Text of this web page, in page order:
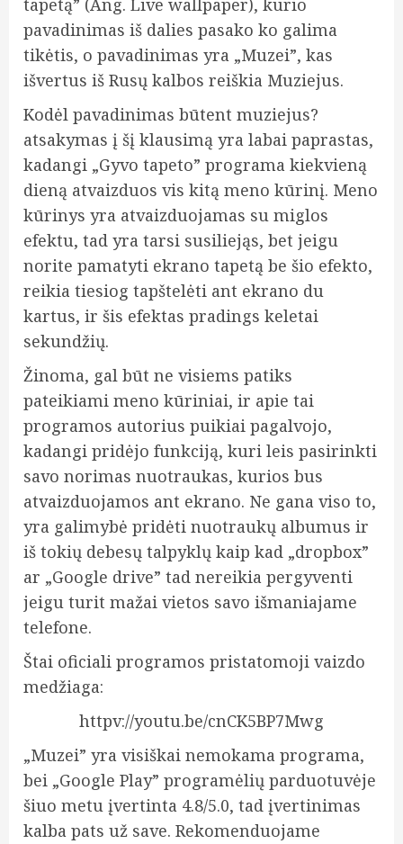
tapetą” (Ang. Live wallpaper), kurio
pavadinimas iš dalies pasako ko galima
tikėtis, o pavadinimas yra „Muzei”, kas
išvertus iš Rusų kalbos reiškia Muziejus.
Kodėl pavadinimas būtent muziejus?
atsakymas į šį klausimą yra labai paprastas,
kadangi „Gyvo tapeto” programa kiekvieną
dieną atvaizduos vis kitą meno kūrinį. Meno
kūrinys yra atvaizduojamas su miglos
efektu, tad yra tarsi susiliejąs, bet jeigu
norite pamatyti ekrano tapetą be šio efekto,
reikia tiesiog tapštelėti ant ekrano du
kartus, ir šis efektas pradings keletai
sekundžių.
Žinoma, gal būt ne visiems patiks
pateikiami meno kūriniai, ir apie tai
programos autorius puikiai pagalvojo,
kadangi pridėjo funkciją, kuri leis pasirinkti
savo norimas nuotraukas, kurios bus
atvaizduojamos ant ekrano. Ne gana viso to,
yra galimybė pridėti nuotraukų albumus ir
iš tokių debesų talpyklų kaip kad „dropbox”
ar „Google drive” tad nereikia pergyventi
jeigu turit mažai vietos savo išmaniajame
telefone.
Štai oficiali programos pristatomoji vaizdo
medžiaga:
httpv://youtu.be/cnCK5BP7Mwg
„Muzei” yra visiškai nemokama programa,
bei „Google Play” programėlių parduotuvėje
šiuo metu įvertinta 4.8/5.0, tad įvertinimas
kalba pats už save. Rekomenduojame